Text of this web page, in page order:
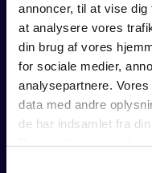
annoncer, til at vise
at analysere vores
din brug af vores
for sociale medier,
analysepartnere.
data med andre
de har indsamlet fra
Du kan til enhver tid
Rådgivning
Værktøjer
Kurser og events
Politik
Analyser
Se vores webinarer